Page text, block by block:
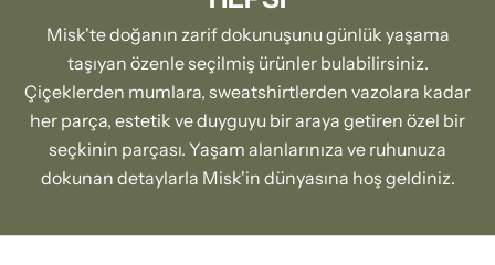
Misk'te doğanın zarif dokunuşunu günlük yaşama
taşıyan özenle seçilmiş ürünler bulabilirsiniz.
Çiçeklerden mumlara, sweatshirtlerden vazolara kadar
her parça, estetik ve duyguyu bir araya getiren özel bir
seçkinin parçası. Yaşam alanlarınıza ve ruhunuza
dokunan detaylarla Misk'in dünyasına hoş geldiniz.